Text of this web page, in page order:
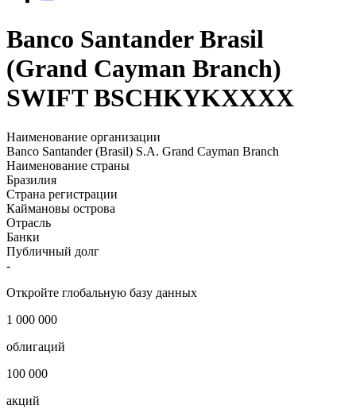
Banco Santander Brasil
(Grand Cayman Branch)
SWIFT BSCHKYKXXXX
Наименование организации
Banco Santander (Brasil) S.A. Grand Cayman Branch
Наименование страны
Бразилия
Страна регистрации
Каймановы острова
Отрасль
Банки
Публичный долг
-
Откройте глобальную базу данных
1 000 000
облигаций
100 000
акций